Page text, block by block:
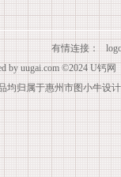
有情连接：
by uugai.com ©2024 U钙网
均归属于惠州市图小牛设